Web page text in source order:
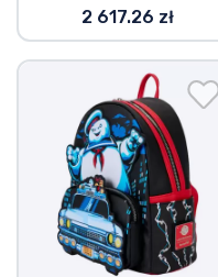
2 617.26 zł